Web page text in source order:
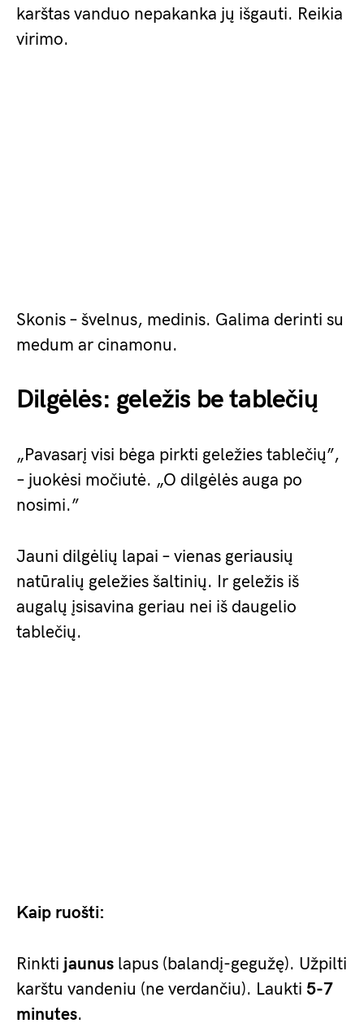
karštas vanduo nepakanka jų išgauti. Reikia
virimo.
Skonis – švelnus, medinis. Galima derinti su
medum ar cinamonu.
Dilgėlės: geležis be tablečių
„Pavasarį visi bėga pirkti geležies tablečių”,
– juokėsi močiutė. „O dilgėlės auga po
nosimi.”
Jauni dilgėlių lapai – vienas geriausių
natūralių geležies šaltinių. Ir geležis iš
augalų įsisavina geriau nei iš daugelio
tablečių.
Kaip ruošti:
Rinkti jaunus lapus (balandį-gegužę). Užpilti
karštu vandeniu (ne verdančiu). Laukti 5-7
minutes.